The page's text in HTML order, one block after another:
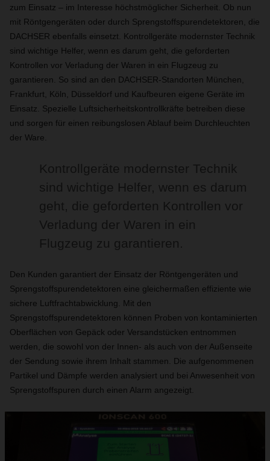
zum Einsatz – im Interesse höchstmöglicher Sicherheit. Ob nun
mit Röntgengeräten oder durch Sprengstoffspurendetektoren, die
DACHSER ebenfalls einsetzt. Kontrollgeräte modernster Technik
sind wichtige Helfer, wenn es darum geht, die geforderten
Kontrollen vor Verladung der Waren in ein Flugzeug zu
garantieren. So sind an den DACHSER-Standorten München,
Frankfurt, Köln, Düsseldorf und Kaufbeuren eigene Geräte im
Einsatz. Spezielle Luftsicherheitskontrollkräfte betreiben diese
und sorgen für einen reibungslosen Ablauf beim Durchleuchten
der Ware.
Kontrollgeräte modernster Technik
sind wichtige Helfer, wenn es darum
geht, die geforderten Kontrollen vor
Verladung der Waren in ein
Flugzeug zu garantieren.
Den Kunden garantiert der Einsatz der Röntgengeräten und
Sprengstoffspurendetektoren eine gleichermaßen effiziente wie
sichere Luftfrachtabwicklung. Mit den
Sprengstoffspurendetektoren können Proben von kontaminierten
Oberflächen von Gepäck oder Versandstücken entnommen
werden, die sowohl von der Innen- als auch von der Außenseite
der Sendung sowie ihrem Inhalt stammen. Die aufgenommenen
Partikel und Dämpfe werden analysiert und bei Anwesenheit von
Sprengstoffspuren durch einen Alarm angezeigt.